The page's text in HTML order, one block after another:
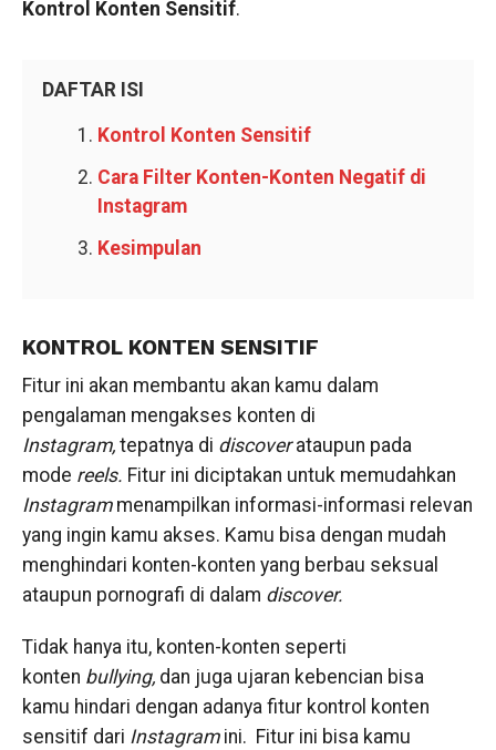
Kontrol Konten Sensitif.
DAFTAR ISI
Kontrol Konten Sensitif
Cara Filter Konten-Konten Negatif di
Instagram
Kesimpulan
KONTROL KONTEN SENSITIF
Fitur ini akan membantu akan kamu dalam
pengalaman mengakses konten di
Instagram, tepatnya di discoverataupun pada
mode reels. Fitur ini diciptakan untuk memudahkan
Instagram menampilkan informasi-informasi relevan
yang ingin kamu akses. Kamu bisa dengan mudah
menghindari konten-konten yang berbau seksual
ataupun pornografi di dalam discover.
Tidak hanya itu, konten-konten seperti
konten bullying, dan juga ujaran kebencian bisa
kamu hindari dengan adanya fitur kontrol konten
sensitif dari Instagram ini. Fitur ini bisa kamu